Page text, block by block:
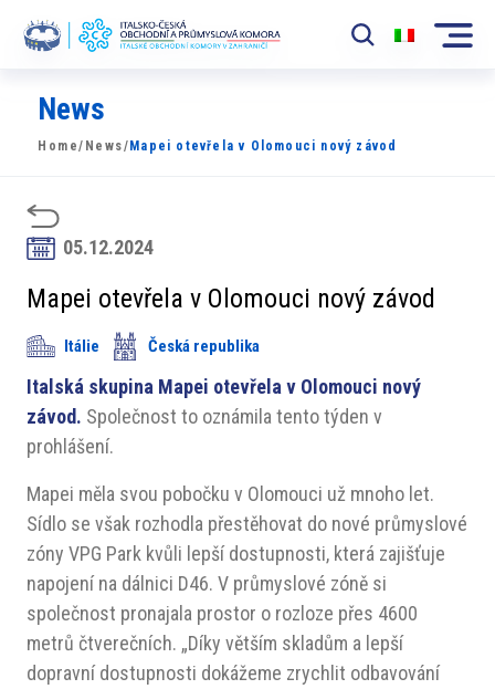
Komora
News
Události
Rozvoj Trhu
Členové
Partneři
​​Projekty
News
Home/ News/ Mapei otevřela v Olomouci nový závod
05.12.2024
Mapei otevřela v Olomouci nový závod
Itálie Česká republika
Italská skupina Mapei otevřela v Olomouci nový
závod. Společnost to oznámila tento týden v
prohlášení.
Mapei měla svou pobočku v Olomouci už mnoho let.
Sídlo se však rozhodla přestěhovat do nové průmyslové
zóny VPG Park kvůli lepší dostupnosti, která zajišťuje
napojení na dálnici D46. V průmyslové zóně si
společnost pronajala prostor o rozloze přes 4600
metrů čtverečních. „Díky větším skladům a lepší
dopravní dostupnosti dokážeme zrychlit odbavování